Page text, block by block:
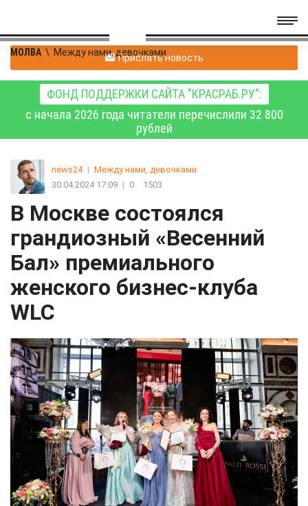
МОЛВА \ Между нами, девочками
Прислать новость
ФОНД ПОДДЕРЖКИ САЙТА "КРАСРАБ.РУ":
с начала 2026 года читатели перечислили 32 800
рублей
news24 | Между нами, девочками
30.04.2024 17:09 | 0 1503
В Москве состоялся
грандиозный «Весенний
Бал» премиального
женского бизнес-клуба
WLC